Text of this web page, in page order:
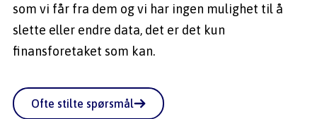
som vi får fra dem og vi har ingen mulighet til å
slette eller endre data, det er det kun
Ofte stilte spørsmål